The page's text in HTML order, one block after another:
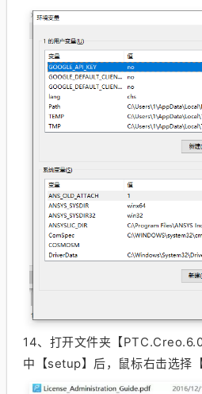
14、 打开文件夹【
中【setup】后，鼠标右击选择